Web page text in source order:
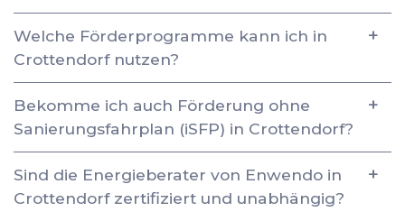
Welche Förderprogramme kann ich in
Crottendorf nutzen?
Bekomme ich auch Förderung ohne
Sanierungsfahrplan (iSFP) in Crottendorf?
Sind die Energieberater von Enwendo in
Crottendorf zertifiziert und unabhängig?